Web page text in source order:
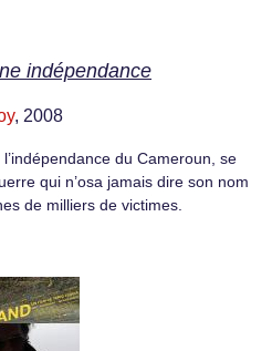
indépendance
, 2008
du Cameroun, se
qui n’osa jamais dire son nom
de milliers de victimes.